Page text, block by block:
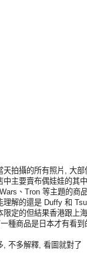
天拍攝的所有照片, 大
中主要賣布偶娃娃的其
、Tron 等主題的商
理解的還是 Duffy 和
限定的但結果香港跟上
種商品是日本才有看到
, 不多解釋, 看圖就對了